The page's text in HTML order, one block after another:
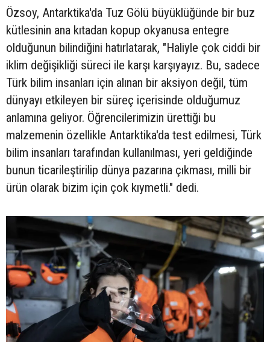
Özsoy, Antarktika'da Tuz Gölü büyüklüğünde bir buz
kütlesinin ana kıtadan kopup okyanusa entegre
olduğunun bilindiğini hatırlatarak, "Haliyle çok ciddi bir
iklim değişikliği süreci ile karşı karşıyayız. Bu, sadece
Türk bilim insanları için alınan bir aksiyon değil, tüm
dünyayı etkileyen bir süreç içerisinde olduğumuz
anlamına geliyor. Öğrencilerimizin ürettiği bu
malzemenin özellikle Antarktika'da test edilmesi, Türk
bilim insanları tarafından kullanılması, yeri geldiğinde
bunun ticarileştirilip dünya pazarına çıkması, milli bir
ürün olarak bizim için çok kıymetli." dedi.